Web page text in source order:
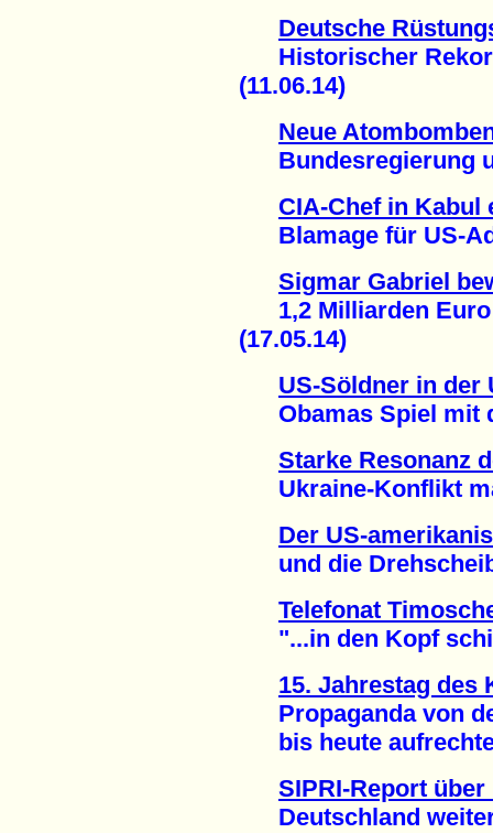
Deutsche
Historischer
(11.06.14)
Neue
Bundesregierung
CIA-Chef in Kabul
Blamage für US-
Sigmar Gabriel
1,2 Milliarden Euro
(17.05.14)
US-Söldner in der
Obamas Spiel mit
Starke Resonanz
Ukraine-Konflikt
Der US-
und die
Telefonat
"...in den Kopf
15. Jahrestag des
Propaganda von
bis heute
SIPRI-Report
Deutschland weiter